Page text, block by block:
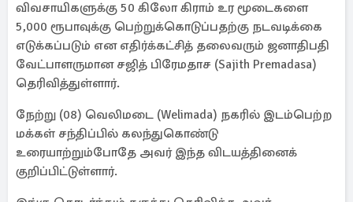
விவசாயிகளுக்கு 50 கிலோ கிராம் உர மூடைகளை
5,000 ரூபாவுக்கு பெற்றுக்கொடுப்பதற்கு நடவடிக்கை
எடுக்கப்படும் என எதிர்க்கட்சித் தலைவரும் ஜனாதிபதி
வேட்பாளருமான சஜித் பிரேமதாச (Sajith Premadasa)
தெரிவித்துள்ளார்.
நேற்று (08) வெலிமடை (Welimada) நகரில் இடம்பெற்ற
மக்கள் சந்திப்பில் கலந்துகொண்டு
உரையாற்றும்போதே அவர் இந்த விடயத்தினைக்
குறிப்பிட்டுள்ளார்.